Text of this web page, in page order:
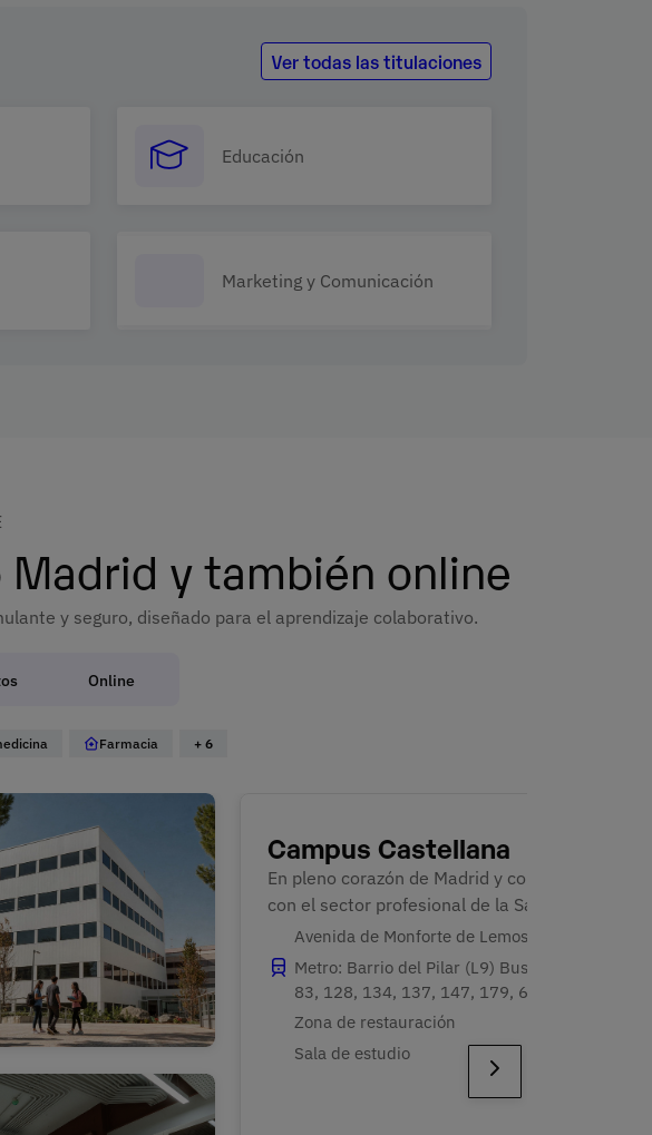
Ver todas las titulaciones
Educación
Marketing y Comunicación
y también online
y seguro, diseñado para el aprendizaje colaborativo.
Online
Farmacia + 6
Campus Castellana
En pleno corazón de Madrid y conectado
con el sector profesional de la Salud.
Avenida de Monforte de Lemos, 28
Metro: Barrio del Pilar (L9) Bus: N27, 49,
83, 128, 134, 137, 147, 179, 602
Zona de restauración
Sala de estudio